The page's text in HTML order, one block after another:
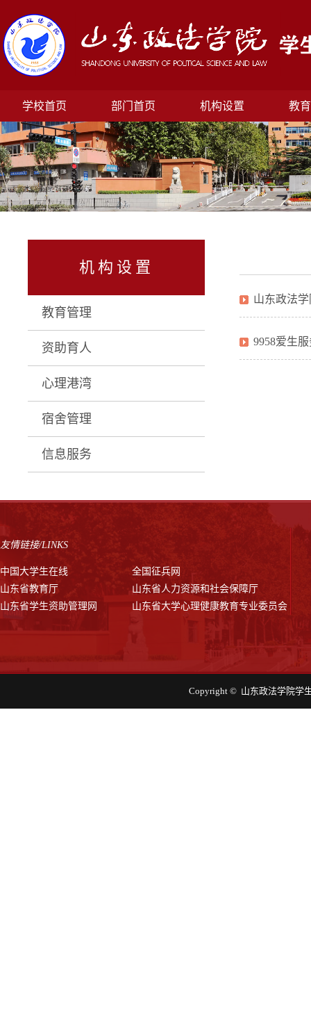
学校首页 部门首页 机构设置 教
机构设置
教育管理
资助育人
心理港湾
宿舍管理
信息服务
山东政法
9958爱生
友情链接/LINKS
中国大学生在线
全国征兵网
山东省教育厅
山东省人力资源和社会保障厅
山东省学生资助管理网
山东省大学心理健康教育专业委员会
Copyright © 山东政法学院学